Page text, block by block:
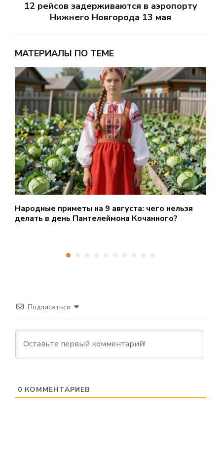
12 рейсов задерживаются в аэропорту
Нижнего Новгорода 13 мая
МАТЕРИАЛЫ ПО ТЕМЕ
Народные приметы на 9 августа: чего нельзя
делать в день Пантелеймона Кочанного?
Подписаться
0 КОММЕНТАРИЕВ